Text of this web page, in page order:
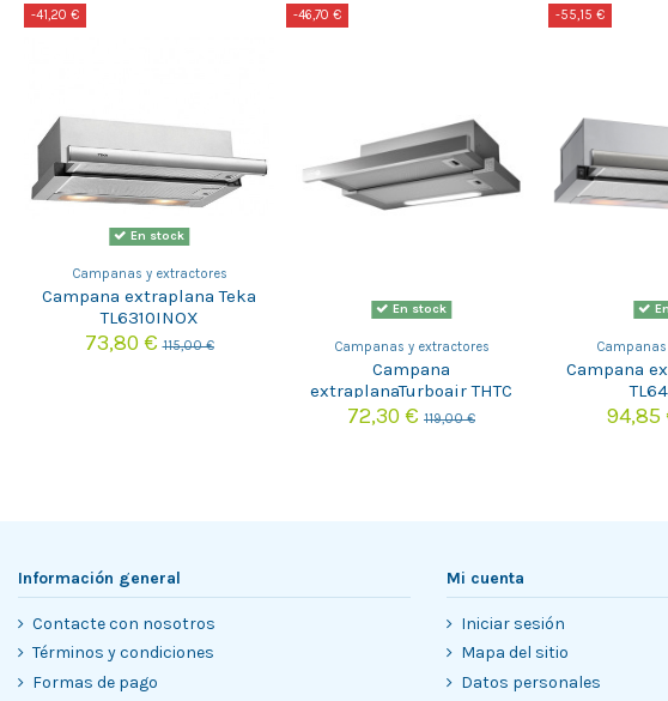
-41,20 €
En stock
Campanas y extractores
Campana extraplana Teka
TL6310INOX
73,80 €115,00 €
-46,70 €
En stock
Campanas y extractores
Campana
extraplanaTurboair THTC
GRIX/A/60 (TÃ¡ctico)
72,30 € 119,00 €
-55,15 €
Campana
94,85
Información general
Contacte con nosotros
Términos y condiciones
Formas de pago
Mi cuenta
Iniciar sesión
Mapa del sitio
Datos personales